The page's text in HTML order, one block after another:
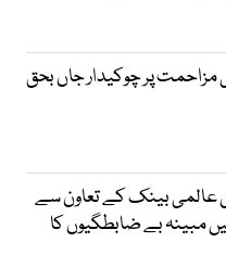
پر چوکیدار جاں بحق
عالمی بینک کے تعاون سے
مبینہ بے ضابطگیوں کا